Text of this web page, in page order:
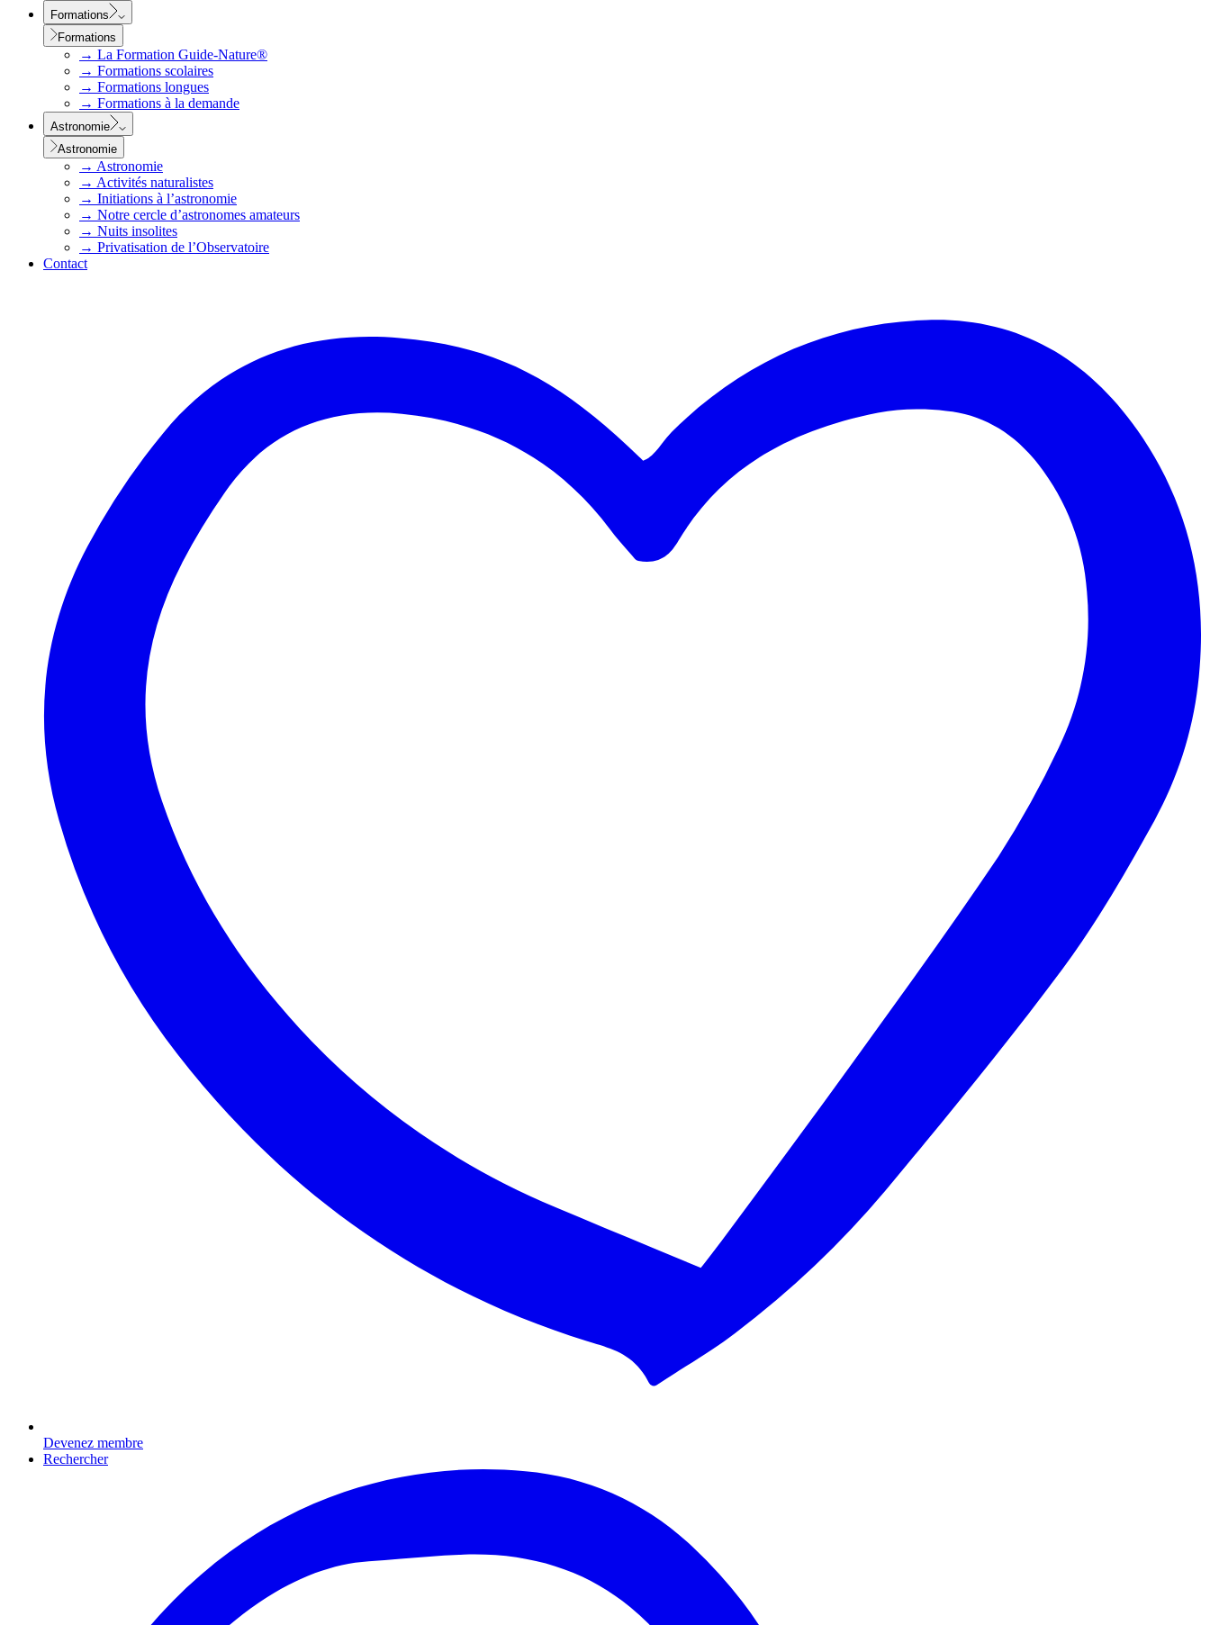
Formations
Formations
→ La Formation Guide-Nature®
→ Formations scolaires
→ Formations longues
→ Formations à la demande
Astronomie
Astronomie
→ Astronomie
→ Activités naturalistes
→ Initiations à l’astronomie
→ Notre cercle d’astronomes amateurs
→ Nuits insolites
→ Privatisation de l’Observatoire
Contact
Devenez membre
Rechercher